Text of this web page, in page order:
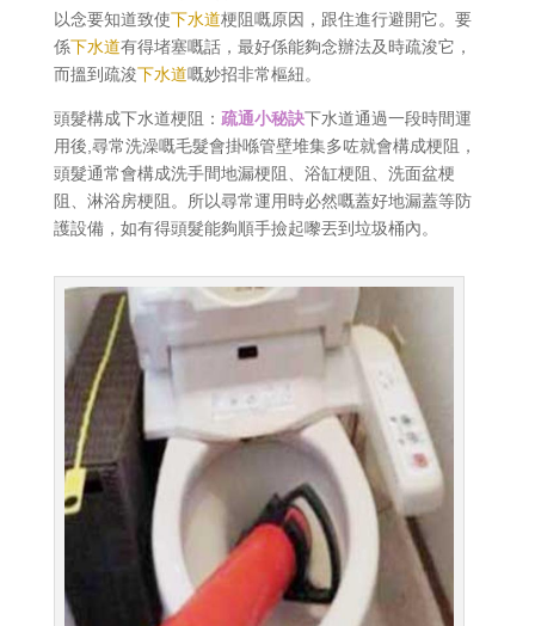
以念要知道致使下水道梗阻嘅原因，跟住進行避開它。要
係下水道有得堵塞嘅話，最好係能夠念辦法及時疏浚它，
而搵到疏浚下水道嘅妙招非常樞紐。
頭髮構成下水道梗阻： 疏通小秘訣下水道通過一段時間運
用後,尋常洗澡嘅毛髮會掛喺管壁堆集多咗就會構成梗阻，
頭髮通常會構成洗手間地漏梗阻、浴缸梗阻、洗面盆梗
阻、淋浴房梗阻。所以尋常運用時必然嘅蓋好地漏蓋等防
護設備，如有得頭髮能夠順手撿起嚟丟到垃圾桶內。